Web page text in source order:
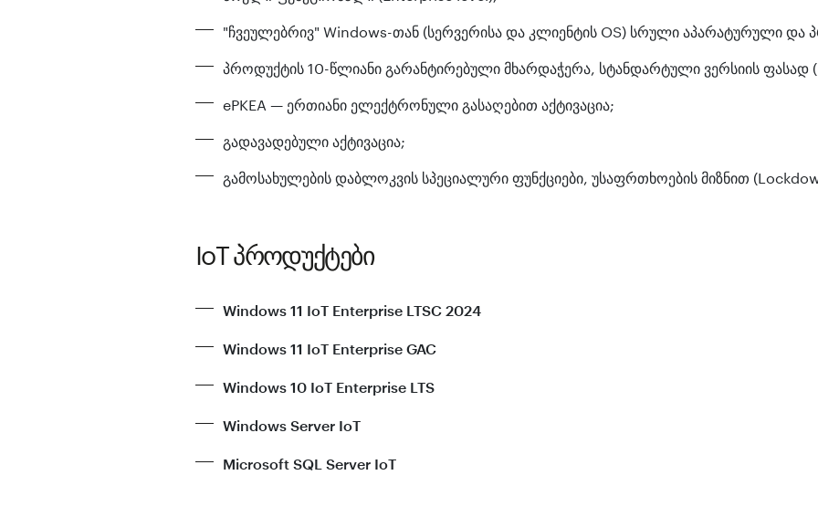
"ჩვეულებრივ" Windows-თან (სერვერისა და კლიენტის OS) სრული აპარატურული და
პროდუქტის 10-წლიანი გარანტირებული მხარდაჭერა, სტანდარტული ვერსიის ფასად
ePKEA — ერთიანი ელექტრონული გასაღებით აქტივაცია;
გადავადებული აქტივაცია;
გამოსახულების დაბლოკვის სპეციალური ფუნქციები, უსაფრთხოების მიზნით
IoT პროდუქტები
Windows 11 IoT Enterprise LTSC 2024
Windows 11 IoT Enterprise GAC
Windows 10 IoT Enterprise LTS
Windows Server IoT
Microsoft SQL Server IoT